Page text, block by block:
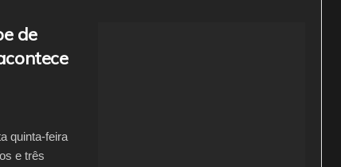
de
quinta-feira
e três